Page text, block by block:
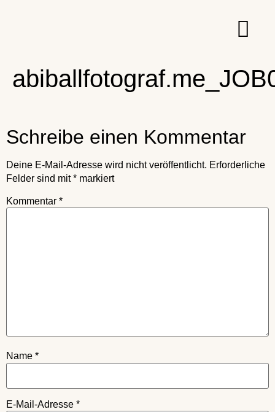
Schreibe einen Kommentar
Deine E-Mail-Adresse wird nicht veröffentlicht. Erforderliche
Felder sind mit* markiert
Kommentar *
Name *
E-Mail-Adresse *